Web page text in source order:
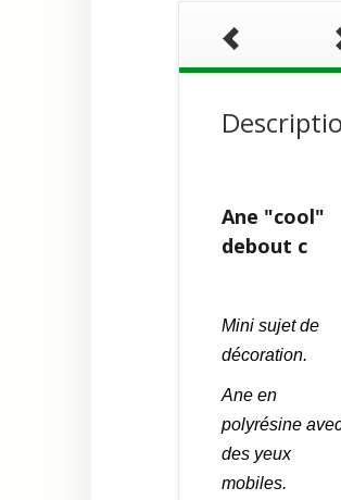
Ane "cool"
debout c
Mini sujet de
décoration.
Ane en
polyrésine
des yeux
mobiles.